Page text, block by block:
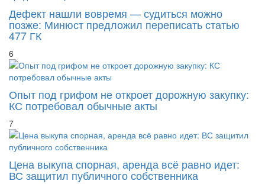
Дефект нашли вовремя — судиться можно
позже: Минюст предложил переписать статью
477 ГК
6
Опыт под грифом не откроет дорожную закупку:
КС потребовал обычные акты
7
Цена выкупа спорная, аренда всё равно идет:
ВС защитил публичного собственника